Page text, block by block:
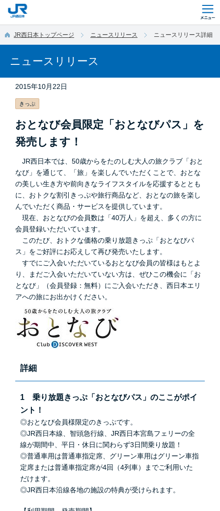
JR西日本トップページ ニュースリリース ニュースリリース詳細
ニュースリリース
2015年10月22日
きっぷ
おとなび会員限定「おとなびパス」を
発売します！
JR西日本では、50歳からをたのしむ大人の旅クラブ「おと
なび」を通じて、「旅」を楽しんでいただくことで、おとな
の美しい生き方や前向きなライフスタイルを応援するととも
に、おトクな割引きっぷや旅行商品など、おとなの旅を楽し
んでいただく商品・サービスを提供しています。
現在、おとなびの会員数は「40万人」を超え、多くの方に
会員登録いただいています。
このたび、おトクな価格の乗り放題きっぷ「おとなびパ
ス」をご好評にお応えして再び発売いたします。
すでにご入会いただいているおとなび会員の皆様はもとよ
り、まだご入会いただいていない方は、ぜひこの機会に「お
となび」（会員登録：無料）にご入会いただき、西日本エリ
アへの旅にお出かけください。
詳細
1 乗り放題きっぷ「おとなびパス」のここがポイ
ント！
◎おとなび会員様限定のきっぷです。
◎JR西日本線、智頭急行線、JR西日本宮島フェリーの全
線が期間中、平日・休日に関わらず3日間乗り放題！
◎普通車用は普通車指定席、グリーン車用はグリーン車指
定席または普通車指定席が4回（4列車）までご利用いた
だけます。
◎JR西日本沿線各地の施設の特典が受けられます。